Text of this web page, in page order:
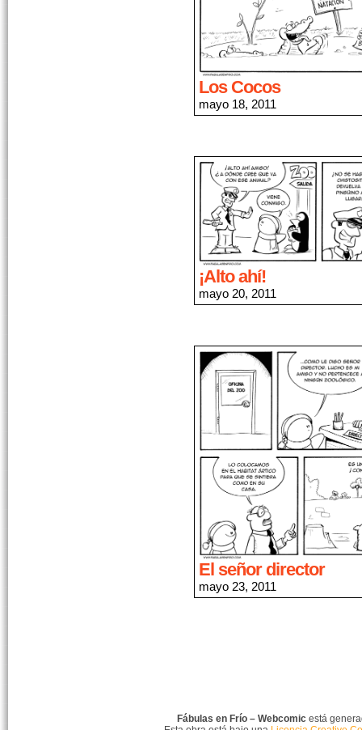
Los Cocos
mayo 18, 2011
¡Alto ahí!
mayo 20, 2011
El señor director
mayo 23, 2011
Fábulas en Frío – Webcomicestá